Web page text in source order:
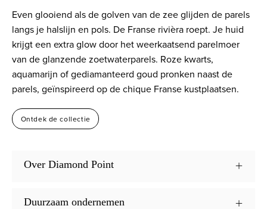
Even glooiend als de golven van de zee glijden de parels
langs je halslijn en pols. De Franse rivièra roept. Je huid
krijgt een extra glow door het weerkaatsend parelmoer
van de glanzende zoetwaterparels. Roze kwarts,
aquamarijn of gediamanteerd goud pronken naast de
parels, geïnspireerd op de chique Franse kustplaatsen.
Ontdek de collectie
Over Diamond Point
Duurzaam ondernemen